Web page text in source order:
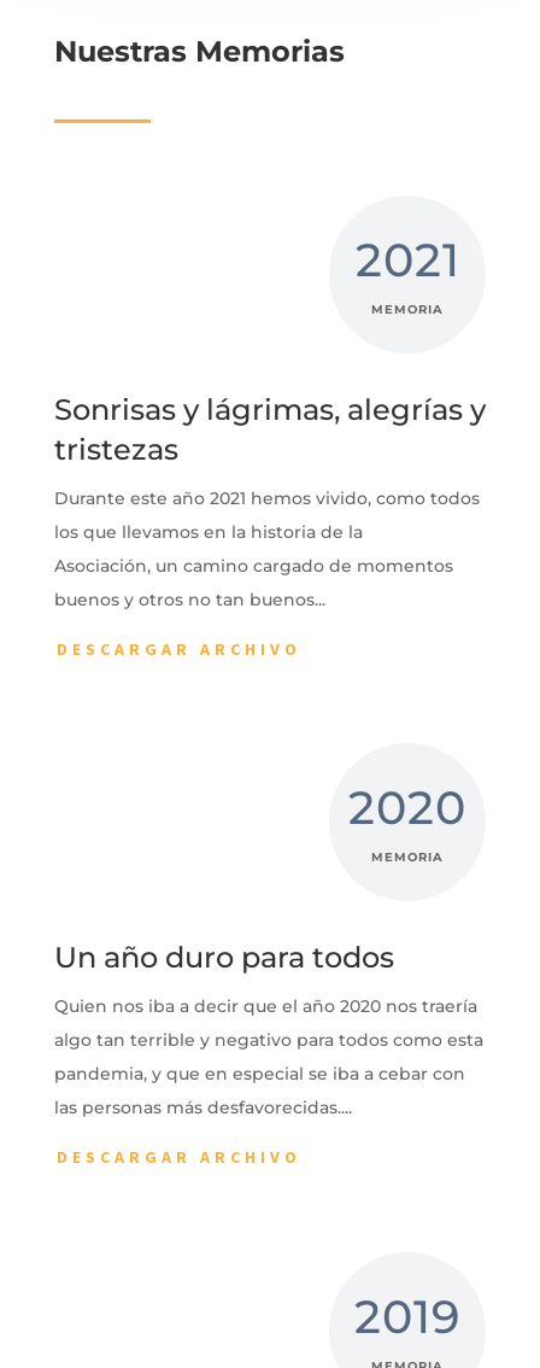
Nuestras Memorias
2021
MEMORIA
Sonrisas y lágrimas, alegrías y
tristezas
Durante este año 2021 hemos vivido, como todos
los que llevamos en la historia de la
Asociación, un camino cargado de momentos
buenos y otros no tan buenos...
DESCARGAR ARCHIVO
2020
MEMORIA
Un año duro para todos
Quien nos iba a decir que el año 2020 nos traería
algo tan terrible y negativo para todos como esta
pandemia, y que en especial se iba a cebar con
las personas más desfavorecidas....
DESCARGAR ARCHIVO
2019